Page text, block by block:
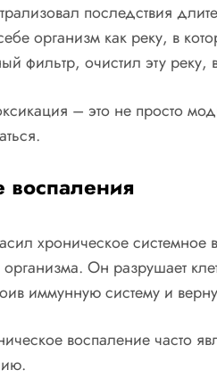
последствия
организм как реку, в
фильтр, очистил эту реку,
– это не просто
воспаления
хроническое
Он разрушает
иммунную систему и
воспаление часто